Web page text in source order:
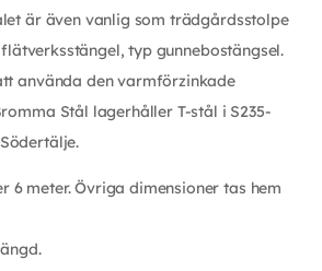
är även vanlig som trädgårdsstolpe
typ gunnebostängsel.
använda den varmförzinkade
Stål lagerhåller T-stål i S235-
6 meter. Övriga dimensioner tas hem